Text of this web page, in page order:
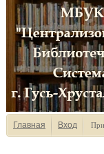
Главная Вход